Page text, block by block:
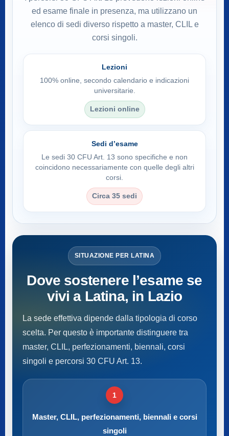
ed esame finale in presenza, ma utilizzano un
elenco di sedi diverso rispetto a master, CLIL e
corsi singoli.
Lezioni
100% online, secondo calendario e indicazioni
universitarie.
Lezioni online
Sedi d’esame
Le sedi 30 CFU Art. 13 sono specifiche e non
coincidono necessariamente con quelle degli altri
corsi.
Circa 35 sedi
SITUAZIONE PER LATINA
Dove sostenere l’esame se
vivi a Latina, in Lazio
La sede effettiva dipende dalla tipologia di corso
scelta. Per questo è importante distinguere tra
master, CLIL, perfezionamenti, biennali, corsi
singoli e percorsi 30 CFU Art. 13.
1
Master, CLIL, perfezionamenti, biennali e corsi
singoli